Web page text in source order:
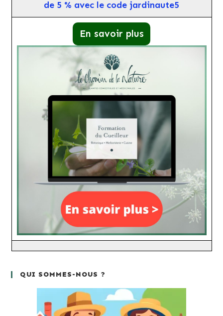
de 5 % avec le code jardinaute5
En savoir plus
QUI SOMMES-NOUS ?